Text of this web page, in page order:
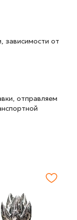
зависимости от
отправляем